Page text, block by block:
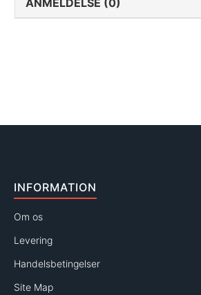
ANMELDELSE (0)
INFORMATION
Om os
Levering
Handelsbetingelser
Site Map